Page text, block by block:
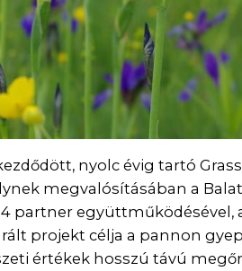
nyolc évig tartó
megvalósításában a
partner
projekt célja a pannon
értékek hosszú távú